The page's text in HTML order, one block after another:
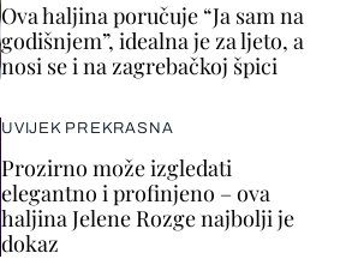
Ova haljina poručuje “Ja sam na
godišnjem”, idealna je za ljeto, a
nosi se i na zagrebačkoj špici
UVIJEK PREKRASNA
Prozirno može izgledati
elegantno i profinjeno – ova
haljina Jelene Rozge najbolji je
dokaz